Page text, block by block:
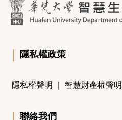
｜ 隱私權政策
隱私權聲明 ｜ 智慧財產權聲明
｜ 聯絡我們